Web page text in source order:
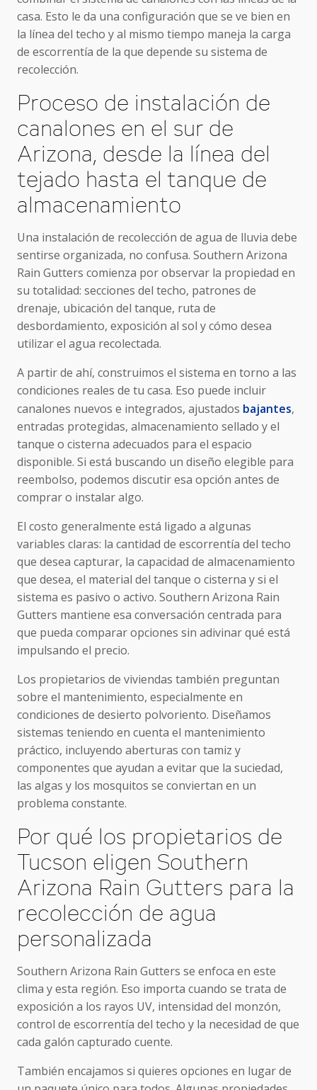
casa. Esto le da una configuración que se ve bien en
la línea del techo y al mismo tiempo maneja la carga
de escorrentía de la que depende su sistema de
recolección.
Proceso de instalación de
canalones en el sur de
Arizona, desde la línea del
tejado hasta el tanque de
almacenamiento
Una instalación de recolección de agua de lluvia debe
sentirse organizada, no confusa. Southern Arizona
Rain Gutters comienza por observar la propiedad en
su totalidad: secciones del techo, patrones de
drenaje, ubicación del tanque, ruta de
desbordamiento, exposición al sol y cómo desea
utilizar el agua recolectada.
A partir de ahí, construimos el sistema en torno a las
condiciones reales de tu casa. Eso puede incluir
canalones nuevos e integrados, ajustados bajantes,
entradas protegidas, almacenamiento sellado y el
tanque o cisterna adecuados para el espacio
disponible. Si está buscando un diseño elegible para
reembolso, podemos discutir esa opción antes de
comprar o instalar algo.
El costo generalmente está ligado a algunas
variables claras: la cantidad de escorrentía del techo
que desea capturar, la capacidad de almacenamiento
que desea, el material del tanque o cisterna y si el
sistema es pasivo o activo. Southern Arizona Rain
Gutters mantiene esa conversación centrada para
que pueda comparar opciones sin adivinar qué está
impulsando el precio.
Los propietarios de viviendas también preguntan
sobre el mantenimiento, especialmente en
condiciones de desierto polvoriento. Diseñamos
sistemas teniendo en cuenta el mantenimiento
práctico, incluyendo aberturas con tamiz y
componentes que ayudan a evitar que la suciedad,
las algas y los mosquitos se conviertan en un
problema constante.
Por qué los propietarios de
Tucson eligen Southern
Arizona Rain Gutters para la
recolección de agua
personalizada
Southern Arizona Rain Gutters se enfoca en este
clima y esta región. Eso importa cuando se trata de
exposición a los rayos UV, intensidad del monzón,
control de escorrentía del techo y la necesidad de que
cada galón capturado cuente.
También encajamos si quieres opciones en lugar de